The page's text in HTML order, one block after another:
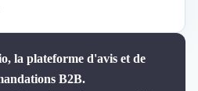
la plateforme d'avis et de
B2B.